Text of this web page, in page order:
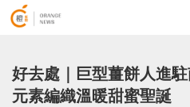
好去處｜巨型薑餅人進
元素編織溫暖甜蜜聖誕